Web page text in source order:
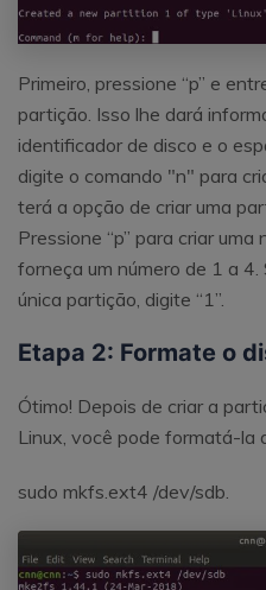
Primeiro, pressione “p” e
partição. Isso lhe dará
identificador de disco e o
digite o comando "n" para
terá a opção de criar uma
Pressione “p” para criar
forneça um número de 1 a
única partição, digite “1”.
Etapa 2: Formate o
Ótimo! Depois de criar a
Linux, você pode formatá-la
sudo mkfs.ext4 /dev/sdb.